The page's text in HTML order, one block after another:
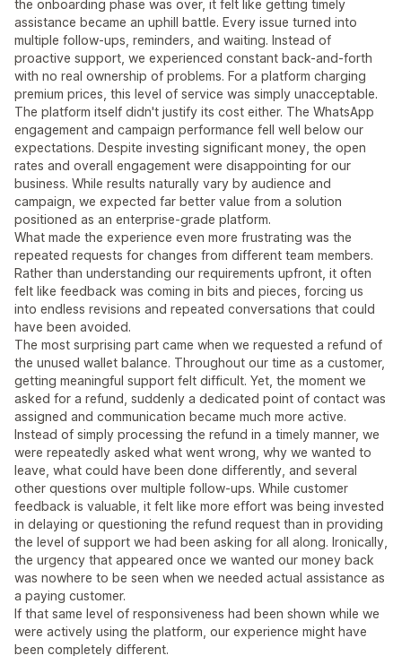
the onboarding phase was over, it felt like getting timely
assistance became an uphill battle. Every issue turned into
multiple follow-ups, reminders, and waiting. Instead of
proactive support, we experienced constant back-and-forth
with no real ownership of problems. For a platform charging
premium prices, this level of service was simply unacceptable.
The platform itself didn't justify its cost either. The WhatsApp
engagement and campaign performance fell well below our
expectations. Despite investing significant money, the open
rates and overall engagement were disappointing for our
business. While results naturally vary by audience and
campaign, we expected far better value from a solution
positioned as an enterprise-grade platform.
What made the experience even more frustrating was the
repeated requests for changes from different team members.
Rather than understanding our requirements upfront, it often
felt like feedback was coming in bits and pieces, forcing us
into endless revisions and repeated conversations that could
have been avoided.
The most surprising part came when we requested a refund of
the unused wallet balance. Throughout our time as a customer,
getting meaningful support felt difficult. Yet, the moment we
asked for a refund, suddenly a dedicated point of contact was
assigned and communication became much more active.
Instead of simply processing the refund in a timely manner, we
were repeatedly asked what went wrong, why we wanted to
leave, what could have been done differently, and several
other questions over multiple follow-ups. While customer
feedback is valuable, it felt like more effort was being invested
in delaying or questioning the refund request than in providing
the level of support we had been asking for all along. Ironically,
the urgency that appeared once we wanted our money back
was nowhere to be seen when we needed actual assistance as
a paying customer.
If that same level of responsiveness had been shown while we
were actively using the platform, our experience might have
been completely different.